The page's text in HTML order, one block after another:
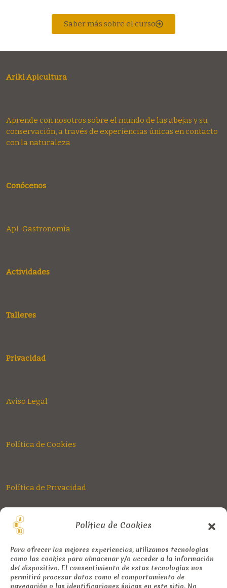
Política de Cookies
Para ofrecer las mejores experiencias, utilizamos tecnologías
como las cookies para almacenar y/o acceder a la información
del dispositivo. El consentimiento de estas tecnologías nos
permitirá procesar datos como el comportamiento de
navegación o las identificaciones únicas en este sitio. No
Saber más sobre el curso
Ariki Apicultura
Aprende con nosotros sobre el mundo de las abejas y su
conservación, a través de experiencias únicas en contacto
con la naturaleza
Conócenos
Api-Gastronomía
Actividades
Talleres
Privacidad
Aviso Legal
Política de Cookies
Política de Privacidad
Contacto
Cincovillas, Puentes Viejas, Madrid, España
info@arikiapicultura.com